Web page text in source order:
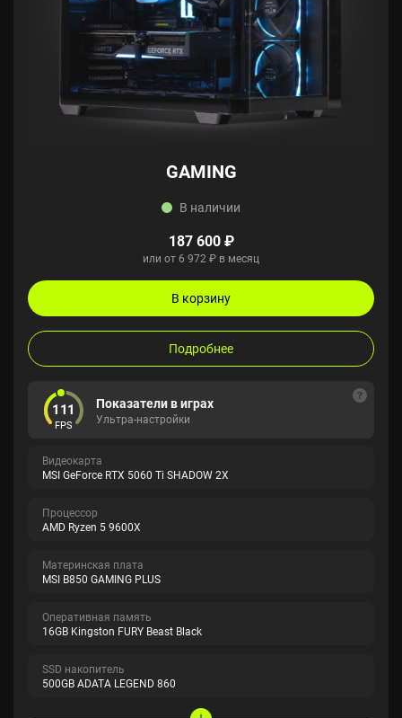
GAMING
В наличии
187 600 ₽
или от 6 972 ₽ в месяц
В корзину
Подробнее
111
FPS
Показатели в играх
Ультра-настройки
Видеокарта
MSI GeForce RTX 5060 Ti SHADOW 2X
Процессор
AMD Ryzen 5 9600X
Материнская плата
MSI B850 GAMING PLUS
Оперативная память
16GB Kingston FURY Beast Black
SSD накопитель
500GB ADATA LEGEND 860